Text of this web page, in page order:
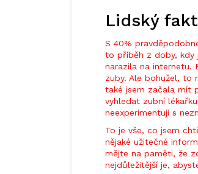
Lidský
S 40%
to příběh z doby, kdy
narazila na internetu.
zuby. Ale bohužel, to
také jsem začala mít
vyhledat zubní
neexperimentuji s
To je vše, co jsem
nějaké užitečné
mějte na paměti, že
nejdůležitější je,